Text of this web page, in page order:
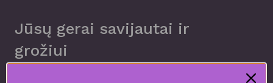
Jūsų gerai savijautai ir
grožiui